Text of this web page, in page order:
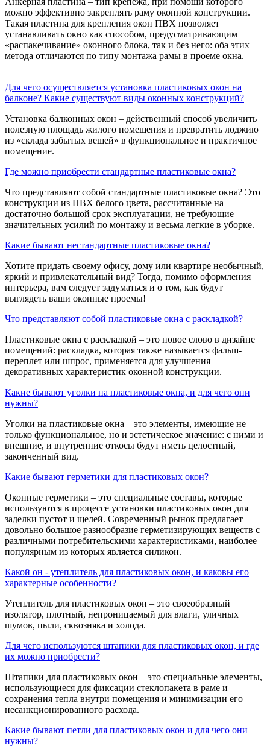
можно эффективно закреплять раму оконной конструкции.
Такая пластина для крепления окон ПВХ позволяет
устанавливать окно как способом, предусматривающим
«распакечивание» оконного блока, так и без него: оба этих
метода отличаются по типу монтажа рамы в проеме окна.
Для чего осуществляется установка пластиковых окон на
балконе? Какие существуют виды оконных конструкций?
Установка балконных окон – действенный способ увеличить
полезную площадь жилого помещения и превратить лоджию
из «склада забытых вещей» в функциональное и практичное
помещение.
Где можно приобрести стандартные пластиковые окна?
Что представляют собой стандартные пластиковые окна? Это
конструкции из ПВХ белого цвета, рассчитанные на
достаточно большой срок эксплуатации, не требующие
значительных усилий по монтажу и весьма легкие в уборке.
Какие бывают нестандартные пластиковые окна?
Хотите придать своему офису, дому или квартире необычный,
яркий и привлекательный вид? Тогда, помимо оформления
интерьера, вам следует задуматься и о том, как будут
выглядеть ваши оконные проемы!
Что представляют собой пластиковые окна с раскладкой?
Пластиковые окна с раскладкой – это новое слово в дизайне
помещений: раскладка, которая также называется фальш-
переплет или шпрос, применяется для улучшения
декоративных характеристик оконной конструкции.
Какие бывают уголки на пластиковые окна, и для чего они
нужны?
Уголки на пластиковые окна – это элементы, имеющие не
только функциональное, но и эстетическое значение: с ними и
внешние, и внутренние откосы будут иметь целостный,
законченный вид.
Какие бывают герметики для пластиковых окон?
Оконные герметики – это специальные составы, которые
используются в процессе установки пластиковых окон для
заделки пустот и щелей. Современный рынок предлагает
довольно большое разнообразие герметизирующих веществ с
различными потребительскими характеристиками, наиболее
популярным из которых является силикон.
Какой он - утеплитель для пластиковых окон, и каковы его
характерные особенности?
Утеплитель для пластиковых окон – это своеобразный
изолятор, плотный, непроницаемый для влаги, уличных
шумов, пыли, сквозняка и холода.
Для чего используются штапики для пластиковых окон, и где
их можно приобрести?
Штапики для пластиковых окон – это специальные элементы,
использующиеся для фиксации стеклопакета в раме и
сохранения тепла внутри помещения и минимизации его
несанкционированного расхода.
Какие бывают петли для пластиковых окон и для чего они
нужны?